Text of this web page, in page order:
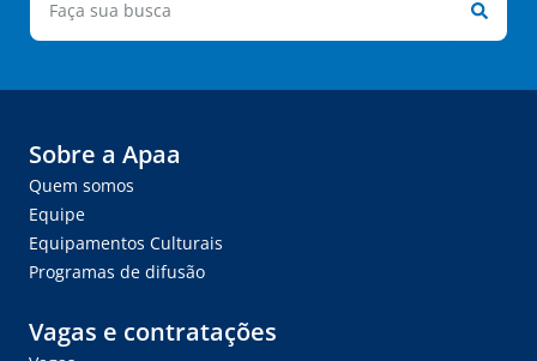
Sobre a Apaa
Quem somos
Equipe
Equipamentos Culturais
Programas de difusão
Vagas e contratações